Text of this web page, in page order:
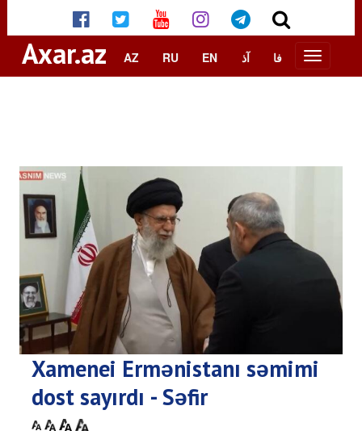
Axar.az AZ RU EN آذ فا
Xamenei Ermənistanı səmimi
dost sayırdı - Səfir